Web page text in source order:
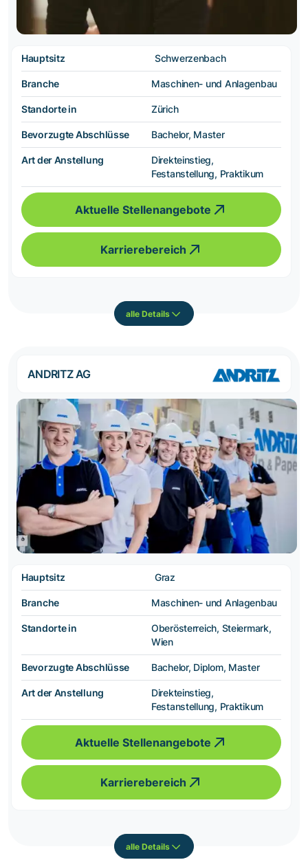
Hauptsitz Schwerzenbach
Branche Maschinen- und Anlagenbau
Standorte in Zürich
Bevorzugte Abschlüsse Bachelor, Master
Art der Anstellung
Direkteinstieg,
Festanstellung, Praktikum
Aktuelle Stellenangebote
Karrierebereich
alle Details
ANDRITZ AG
Hauptsitz Graz
Branche Maschinen- und Anlagenbau
Standorte in
Oberösterreich, Steiermark,
Wien
Bevorzugte Abschlüsse Bachelor, Diplom, Master
Art der Anstellung
Direkteinstieg,
Festanstellung, Praktikum
Aktuelle Stellenangebote
Karrierebereich
alle Details